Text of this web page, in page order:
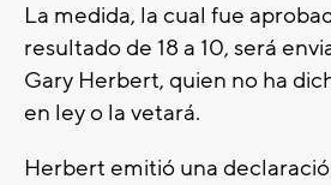
La medida, la cual fue
resultado de 18 a 10, será
Gary Herbert, quien no ha
en ley o la vetará.
Herbert emitió una